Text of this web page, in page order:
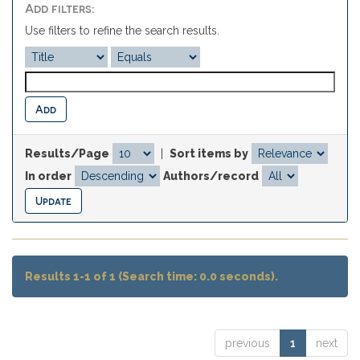
Add filters:
Use filters to refine the search results.
Results/Page
Sort items by
In order
Authors/record
Results 1-1 of 1 (Search time: 0.0 seconds).
previous 1 next